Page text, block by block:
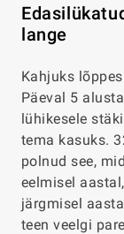
lange
Kahjuks
Päeval 5
lühikesele
tema kasuks.
polnud see,
eelmisel
järgmisel
teen veelgi